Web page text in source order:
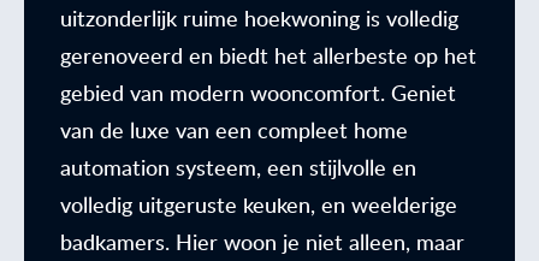
uitzonderlijk ruime hoekwoning is volledig
gerenoveerd en biedt het allerbeste op het
gebied van modern wooncomfort. Geniet
van de luxe van een compleet home
automation systeem, een stijlvolle en
volledig uitgeruste keuken, en weelderige
badkamers. Hier woon je niet alleen, maar